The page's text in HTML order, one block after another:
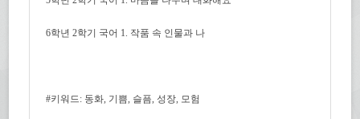
6학년 2학기 국어 1. 작품 속 인물과 나
#키워드: 동화, 기쁨, 슬픔, 성장, 모험